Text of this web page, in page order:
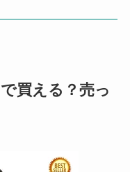
買える？売っ